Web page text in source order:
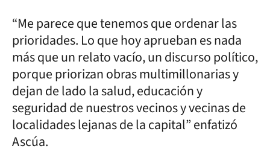
“Me parece que tenemos que ordenar las
prioridades. Lo que hoy aprueban es nada
más que un relato vacío, un discurso político,
porque priorizan obras multimillonarias y
dejan de lado la salud, educación y
seguridad de nuestros vecinos y vecinas de
localidades lejanas de la capital” enfatizó
Ascúa.